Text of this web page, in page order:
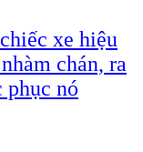
xe hiệu
chán, ra
phục nó